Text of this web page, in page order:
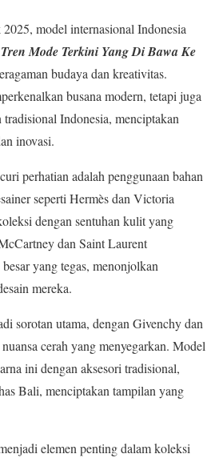
2025, model internasional Indonesia
Tren Mode Terkini Yang Di Bawa Ke
budaya dan kreativitas.
busana modern, tetapi juga
Indonesia, menciptakan
inovasi.
perhatian adalah penggunaan bahan
seperti Hermès dan Victoria
dengan sentuhan kulit yang
dan Saint Laurent
yang tegas, menonjolkan
mereka.
sorotan utama, dengan Givenchy dan
cerah yang menyegarkan. Model
ini dengan aksesori tradisional,
Bali, menciptakan tampilan yang
elemen penting dalam koleksi